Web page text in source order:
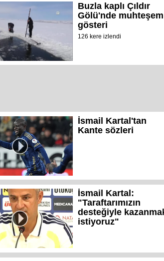
Buzla kaplı Çıldır
Gölü'nde muhteşem
gösteri
126 kere izlendi
İsmail Kartal'tan
Kante sözleri
İsmail Kartal:
"Taraftarımızın
desteğiyle
istiyoruz"